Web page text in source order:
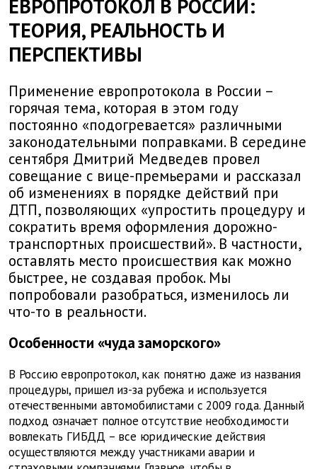
ЕВРОПРОТОКОЛ В РОССИИ:
ТЕОРИЯ, РЕАЛЬНОСТЬ И
ПЕРСПЕКТИВЫ
Применение европротокола в России –
горячая тема, которая в этом году
постоянно «подогревается» различными
законодательными поправками. В середине
сентября Дмитрий Медведев провел
совещание с вице-премьерами и рассказал
об изменениях в порядке действий при
ДТП, позволяющих «упростить процедуру и
сократить время оформления дорожно-
транспортных происшествий». В частности,
оставлять место происшествия как можно
быстрее, не создавая пробок. Мы
попробовали разобраться, изменилось ли
что-то в реальности.
Особенности «чуда заморского»
В Россию европротокол, как понятно даже из названия
процедуры, пришел из-за рубежа и используется
отечественными автомобилистами с 2009 года. Данный
подход означает полное отсутствие необходимости
вовлекать ГИБДД – все юридические действия
осуществляются между участниками аварии и